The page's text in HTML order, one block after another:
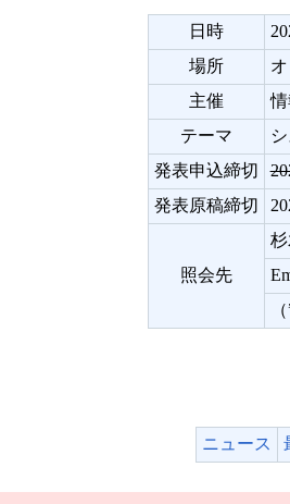
日時
場所
主催
テーマ
発表申込締切
発表原稿締切
照会先
ニュース